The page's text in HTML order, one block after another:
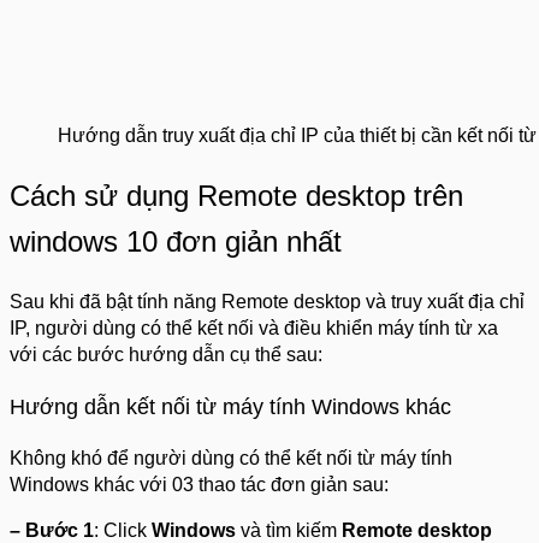
Hướng dẫn truy xuất địa chỉ IP của thiết bị cần kết nối
Cách sử dụng Remote desktop trên
windows 10 đơn giản nhất
Sau khi đã bật tính năng Remote desktop và truy xuất địa chỉ
IP, người dùng có thể kết nối và điều khiển máy tính từ xa
với các bước hướng dẫn cụ thể sau:
Hướng dẫn kết nối từ máy tính Windows khác
Không khó để người dùng có thể kết nối từ máy tính
Windows khác với 03 thao tác đơn giản sau:
– Bước 1: Click Windows và tìm kiếm Remote desktop